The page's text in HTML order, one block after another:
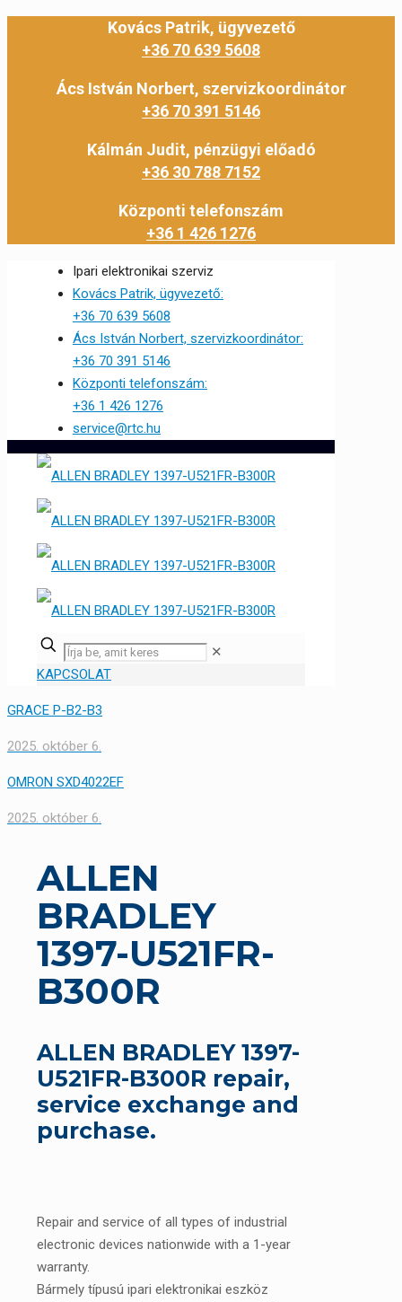
Kovács Patrik, ügyvezető
+36 70 639 5608
Ács István Norbert, szervizkoordinátor
+36 70 391 5146
Kálmán Judit, pénzügyi előadó
+36 30 788 7152
Központi telefonszám
+36 1 426 1276
Ipari elektronikai szerviz
Kovács Patrik, ügyvezető:
+36 70 639 5608
Ács István Norbert, szervizkoordinátor:
+36 70 391 5146
Központi telefonszám:
+36 1 426 1276
service@rtc.hu
✕
KAPCSOLAT
GRACE P-B2-B3
2025. október 6.
OMRON SXD4022EF
2025. október 6.
ALLEN
BRADLEY
1397-U521FR-
B300R
ALLEN BRADLEY 1397-
U521FR-B300R repair,
service exchange and
purchase.
Repair and service of all types of industrial
electronic devices nationwide with a 1-year
warranty.
Bármely típusú ipari elektronikai eszköz